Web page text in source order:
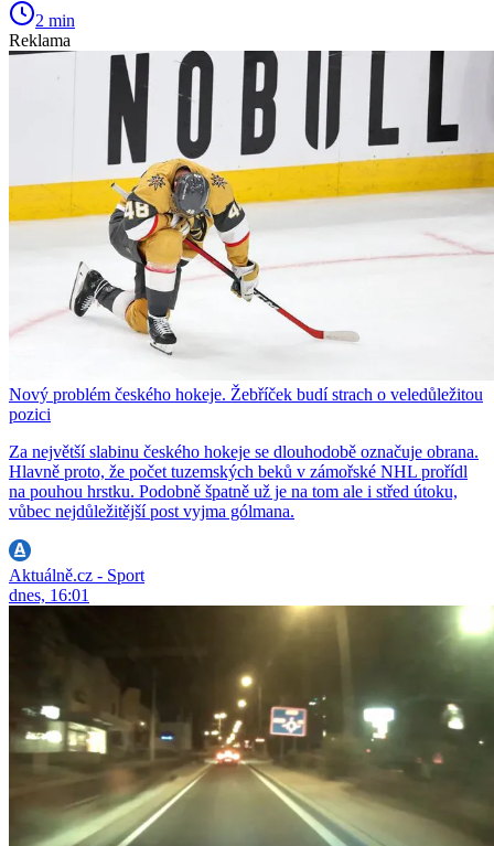
2 min
Reklama
Nový problém českého hokeje. Žebříček budí strach o veledůležitou
pozici
Za největší slabinu českého hokeje se dlouhodobě označuje obrana.
Hlavně proto, že počet tuzemských beků v zámořské NHL prořídl
na pouhou hrstku. Podobně špatně už je na tom ale i střed útoku,
vůbec nejdůležitější post vyjma gólmana.
Aktuálně.cz - Sport
dnes, 16:01